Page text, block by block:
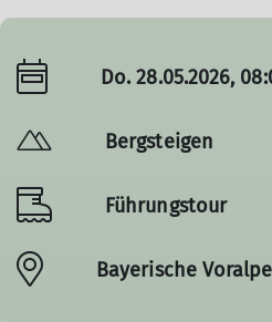
Do. 28.05.2026,
Bergsteigen
Führungstour
Bayerische